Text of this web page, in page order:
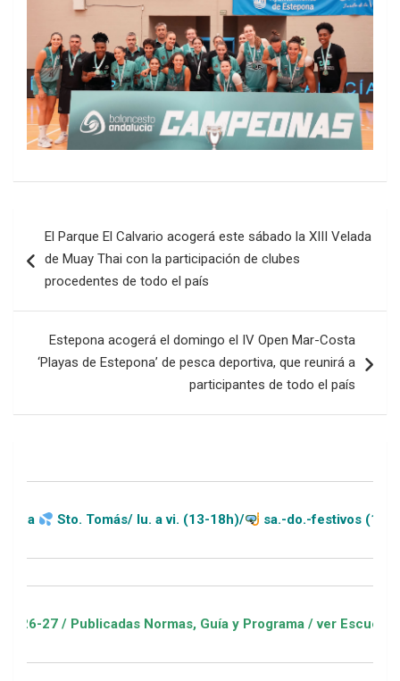
de
entradas
El Parque El Calvario acogerá este sábado la XIII Velada
de Muay Thai con la participación de clubes
procedentes de todo el país
Estepona acogerá el domingo el IV Open Mar-Costa
‘Playas de Estepona’ de pesca deportiva, que reunirá a
participantes de todo el país
Tomás/ lu. a vi. (13-18h)/ sa.-do.-festivos (11-20h)
Normas, Guía y Programa / ver Escuelas Deportivas